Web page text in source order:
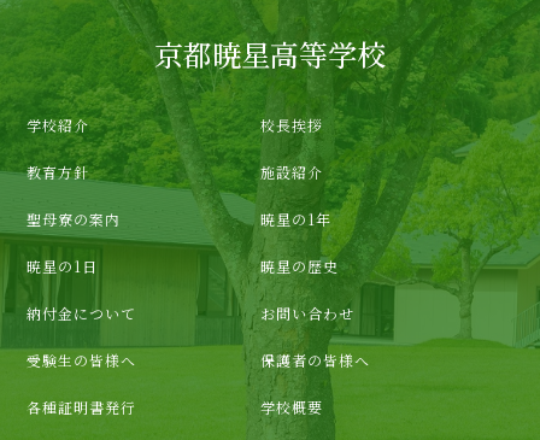
京都暁星高等学校
学校紹介 校長挨拶
教育方針 施設紹介
聖母寮の案内 暁星の1年
暁星の1日 暁星の歴史
納付金について お問い合わせ
受験生の皆様へ 保護者の皆様へ
各種証明書発行 学校概要